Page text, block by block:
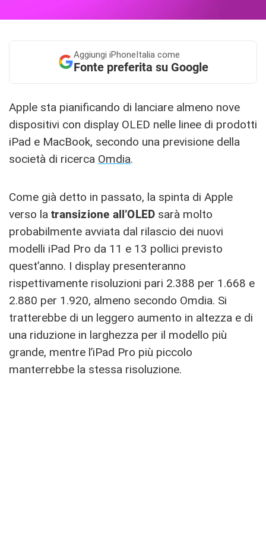
Aggiungi iPhoneItalia come
Fonte preferita su Google
Apple sta pianificando di lanciare almeno nove
dispositivi con display OLED nelle linee di prodotti
iPad e MacBook, secondo una previsione della
società di ricerca Omdia.
Come già detto in passato, la spinta di Apple
verso la transizione all’OLED sarà molto
probabilmente avviata dal rilascio dei nuovi
modelli iPad Pro da 11 e 13 pollici previsto
quest’anno. I display presenteranno
rispettivamente risoluzioni pari 2.388 per 1.668 e
2.880 per 1.920, almeno secondo Omdia. Si
tratterebbe di un leggero aumento in altezza e di
una riduzione in larghezza per il modello più
grande, mentre l’‌iPad Pro‌ più piccolo
manterrebbe la stessa risoluzione.